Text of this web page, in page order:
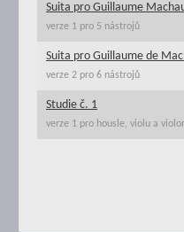
Suita pro Guillaume
verze 1 pro 5 nástrojů
Suita pro Guillaume de
verze 2 pro 6 nástrojů
Studie č. 1
verze 1 pro housle, violu a